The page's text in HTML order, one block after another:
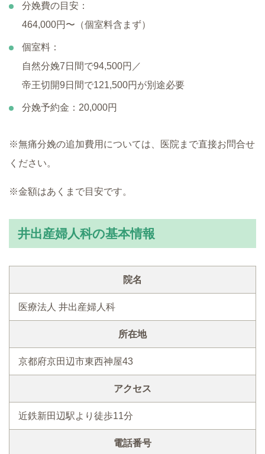
分娩費の目安：
464,000円〜（個室料含まず）
個室料：
自然分娩7日間で94,500円／
帝王切開9日間で121,500円が別途必要
分娩予約金：20,000円
※無痛分娩の追加費用については、医院まで直接お問合せ
ください。
※金額はあくまで目安です。
井出産婦人科の基本情報
院名
医療法人 井出産婦人科
所在地
京都府京田辺市東西神屋43
アクセス
近鉄新田辺駅より徒歩11分
電話番号